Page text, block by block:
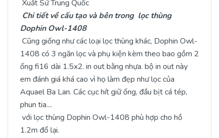
Xuất Sứ Trung Quốc
Chi tiết về cấu tạo và bên trong lọc thùng
Dophin Owl-1408
Cũng giống như các loại lọc thùng khác, Dophin Owl-
1408 có 3 ngăn lọc và phụ kiện kèm theo bao gồm 2
ống fi16 dài 1.5x2. in out bằng nhựa. bộ in out này
em đánh giá khá cao vì họ làm đẹp như lọc của
Aquael Ba Lan. Các cục hít giữ ống, đầu bịt cá tép,
phun tia....
với lọc thùng Dophin Owl-1408 phù hợp cho hồ
1.2m đổ lại.